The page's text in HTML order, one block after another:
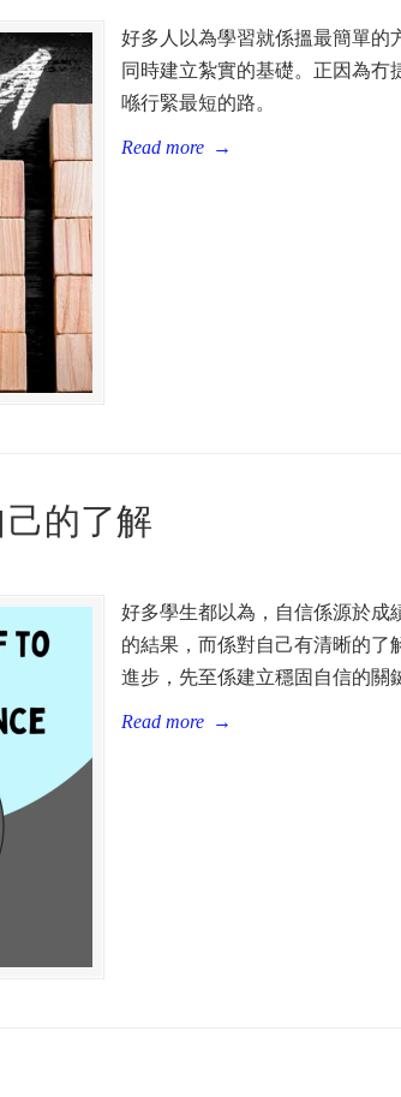
好多人以為學習就係搵最簡單的
同時建立紮實的基礎。正因為冇
喺行緊最短的路。
Read more →
的了解
好多學生都以為，自信係源於成
的結果，而係對自己有清晰的了
進步，先至係建立穩固自信的關
Read more →